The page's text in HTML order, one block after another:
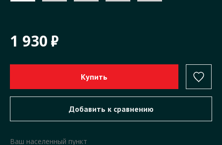
1 930
Ваш населенный пункт